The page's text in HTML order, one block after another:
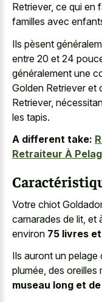
Retriever, ce qui en
familles avec
Ils pèsent
entre 20 et 24
généralement une
Golden Retriever et
Retriever,
les tapis.
A different take:
Retraiteur À
Votre chiot
camarades de lit, et
environ 75 livres
Ils auront un
plumée, des oreilles
museau long et